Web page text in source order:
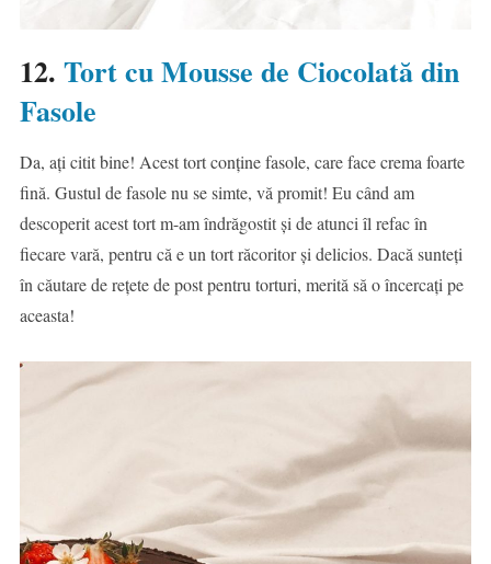
12. Tort cu Mousse de Ciocolată din
Fasole
Da, ați citit bine! Acest tort conține fasole, care face crema foarte
fină. Gustul de fasole nu se simte, vă promit! Eu când am
descoperit acest tort m-am îndrăgostit și de atunci îl refac în
fiecare vară, pentru că e un tort răcoritor și delicios. Dacă sunteți
în căutare de rețete de post pentru torturi, merită să o încercați pe
aceasta!